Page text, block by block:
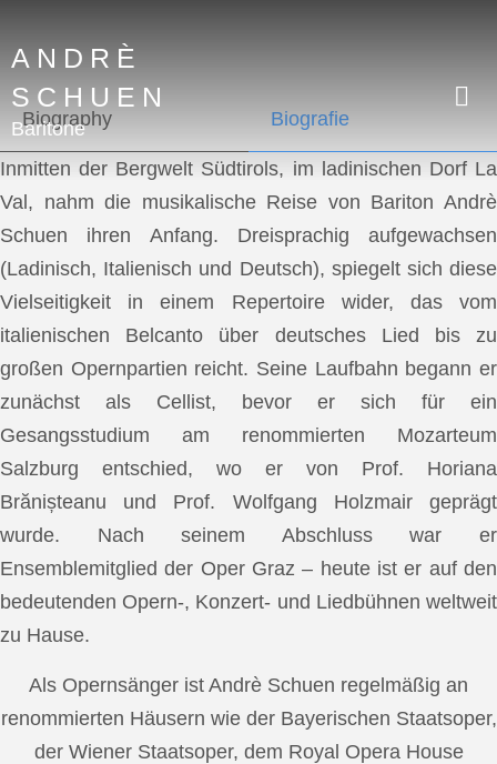
ANDRÈ
SCHUEN
Baritone
Biography Biografie
Inmitten der Bergwelt Südtirols, im ladinischen Dorf La
Val, nahm die musikalische Reise von Bariton Andrè
Schuen ihren Anfang. Dreisprachig aufgewachsen
(Ladinisch, Italienisch und Deutsch), spiegelt sich diese
Vielseitigkeit in einem Repertoire wider, das vom
italienischen Belcanto über deutsches Lied bis zu
großen Opernpartien reicht. Seine Laufbahn begann er
zunächst als Cellist, bevor er sich für ein
Gesangsstudium am renommierten Mozarteum
Salzburg entschied, wo er von Prof. Horiana
Brănișteanu und Prof. Wolfgang Holzmair geprägt
wurde. Nach seinem Abschluss war er
Ensemblemitglied der Oper Graz – heute ist er auf den
bedeutenden Opern-, Konzert- und Liedbühnen weltweit
zu Hause.
Als Opernsänger ist Andrè Schuen regelmäßig an
renommierten Häusern wie der Bayerischen Staatsoper,
der Wiener Staatsoper, dem Royal Opera House